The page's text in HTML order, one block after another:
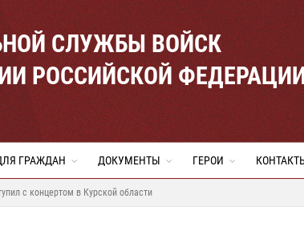
СЛУЖБЫ ВОЙСК
РОССИЙСКОЙ
ГРАЖДАН ДОКУМЕНТЫ ГЕРОИ
с концертом в Курской области